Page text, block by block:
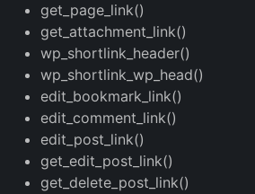
get_page_link()
get_attachment_link()
wp_shortlink_header()
wp_shortlink_wp_head()
edit_bookmark_link()
edit_comment_link()
edit_post_link()
get_edit_post_link()
get_delete_post_link()